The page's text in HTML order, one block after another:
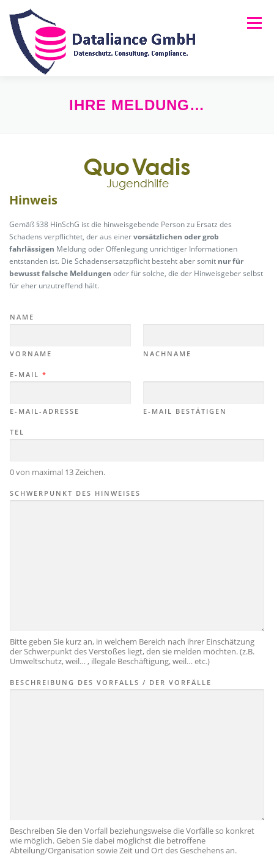
Inhalt
springen
Menü
ÜBER UNS LEISTUNGEN
IHRE MELDUNG…
Hinweis
Gemäß §38 HinSchG ist die hinweisgebende Person zu Ersatz des
Schadens verpflichtet, der aus einervorsätzlichen oder grob
fahrlässigen Meldung oder Offenlegung unrichtiger Informationen
entstanden ist. Die Schadensersatzpflicht besteht aber somit nur für
bewusst falsche Meldungen oder für solche, die der Hinweisgeber selbst
für eher unzutreffend hält.
NAME
VORNAME NACHNAME
E-MAIL *
E-MAIL-ADRESSE E-MAIL BESTÄTIGEN
TEL
0 von maximal 13 Zeichen.
SCHWERPUNKT DES HINWEISES
Bitte geben Sie kurz an, in welchem Bereich nach ihrer Einschätzung
der Schwerpunkt des Verstoßes liegt, den sie melden möchten. (z.B.
Umweltschutz, weil… , illegale Beschäftigung, weil… etc.)
BESCHREIBUNG DES VORFALLS / DER VORFÄLLE
Beschreiben Sie den Vorfall beziehungsweise die Vorfälle so konkret
wie möglich. Geben Sie dabei möglichst die betroffene
Abteilung/Organisation sowie Zeit und Ort des Geschehens an.